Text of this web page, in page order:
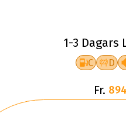
1-3 Dagars
C D
Fr.